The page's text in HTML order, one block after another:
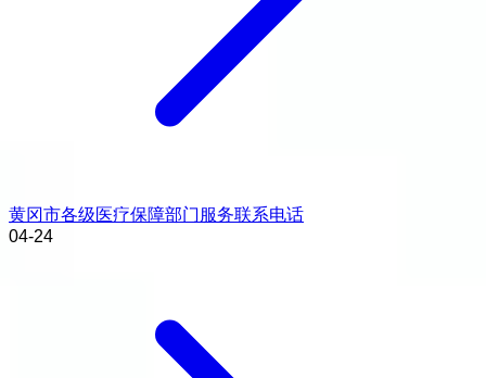
黄冈市各级医疗保障部门服务联系电话
04-24